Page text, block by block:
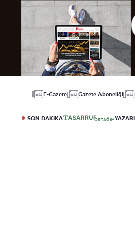
E-Gazete Gazete Aboneliği
SON DAKİKA
Politika
Ekonomi
Borsa
Altın
Döviz
Hisse Senedi
Kripto Para
T-Otomobil